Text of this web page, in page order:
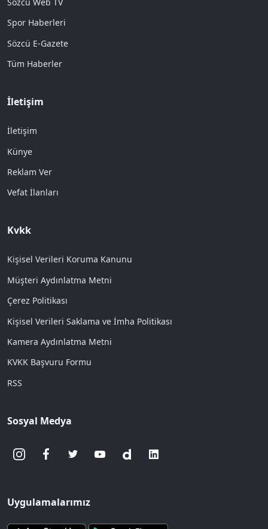
Spor Haberleri
Sözcü E-Gazete
Tüm Haberler
İletişim
İletişim
Künye
Reklam Ver
Vefat İlanları
Kvkk
Kişisel Verileri Koruma Kanunu
Müşteri Aydınlatma Metni
Çerez Politikası
Kişisel Verileri Saklama ve İmha Politikası
Kamera Aydınlatma Metni
KVKK Başvuru Formu
RSS
Sosyal Medya
Uygulamalarımız